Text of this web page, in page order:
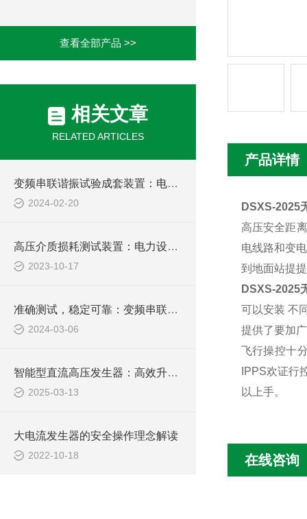
查看全部产品 >>
相关文章
RELATED ARTICLES
变频串联谐振试验成套装置：电力设备检测的得力助手
2024-02-20
高压介质损耗测试装置：电力设备的细密检测工具
2023-10-17
准确测试，稳定可靠：变频串联谐振成套试验装置的技术优势
2024-03-06
智能型直流高压发生器：高效升压，稳定输出，为您的高压测试提供坚实保障
2025-03-13
大电流发生器的安全操作理念解读
2022-10-18
产品详情
DSXS-2025
高压安全距
电线路和变
到地面站提
DSXS-2025
可以安装 不
提供了要加
飞行操控十
IPPS欢证行
以上手。
在线咨询